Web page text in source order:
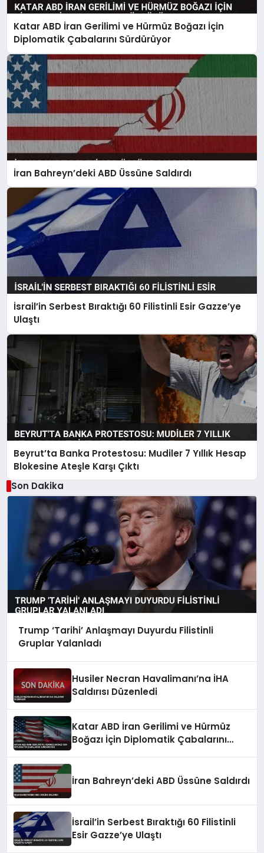
Katar ABD İran Gerilimi ve Hürmüz Boğazı İçin
Diplomatik Çabalarını Sürdürüyor
İran Bahreyn’deki ABD Üssüne Saldırdı
İsrail’in Serbest Bıraktığı 60 Filistinli Esir Gazze’ye
Ulaştı
Beyrut’ta Banka Protestosu: Mudiler 7 Yıllık Hesap
Blokesine Ateşle Karşı Çıktı
Son Dakika
Trump ‘Tarihi’ Anlaşmayı Duyurdu Filistinli
Gruplar Yalanladı
Husiler Necran Havalimanı’na İHA
Saldırısı Düzenledi
Katar ABD İran Gerilimi ve Hürmüz
Boğazı İçin Diplomatik Çabalarını
İran Bahreyn’deki ABD Üssüne Saldırdı
İsrail’in Serbest Bıraktığı 60 Filistinli
Esir Gazze’ye Ulaştı